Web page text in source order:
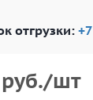
отгрузки:
/шт